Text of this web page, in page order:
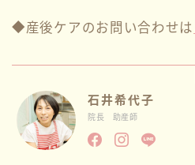
◆産後ケアのお問い合わせは
石井希代子
院長 助産師